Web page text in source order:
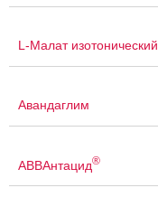
L-Малат изотонический
Авандаглим
АВВАнтацид®